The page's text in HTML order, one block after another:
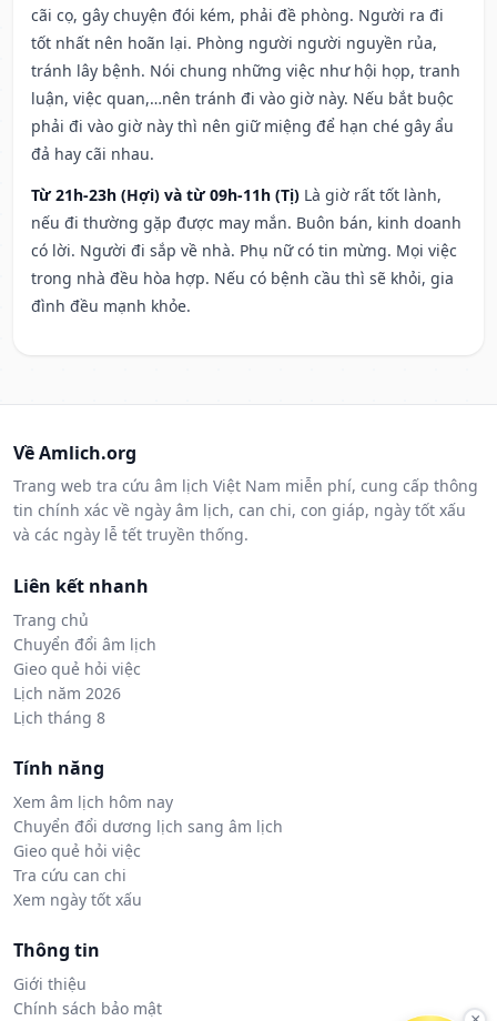
cãi cọ, gây chuyện đói kém, phải đề phòng. Người ra đi
tốt nhất nên hoãn lại. Phòng người người nguyền rủa,
tránh lây bệnh. Nói chung những việc như hội họp, tranh
luận, việc quan,…nên tránh đi vào giờ này. Nếu bắt buộc
phải đi vào giờ này thì nên giữ miệng để hạn ché gây ẩu
đả hay cãi nhau.
Từ 21h-23h (Hợi) và từ 09h-11h (Tị) Là giờ rất tốt lành,
nếu đi thường gặp được may mắn. Buôn bán, kinh doanh
có lời. Người đi sắp về nhà. Phụ nữ có tin mừng. Mọi việc
trong nhà đều hòa hợp. Nếu có bệnh cầu thì sẽ khỏi, gia
đình đều mạnh khỏe.
Về Amlich.org
Trang web tra cứu âm lịch Việt Nam miễn phí, cung cấp thông
tin chính xác về ngày âm lịch, can chi, con giáp, ngày tốt xấu
và các ngày lễ tết truyền thống.
Liên kết nhanh
Trang chủ
Chuyển đổi âm lịch
Gieo quẻ hỏi việc
Lịch năm 2026
Lịch tháng 8
Tính năng
Xem âm lịch hôm nay
Chuyển đổi dương lịch sang âm lịch
Gieo quẻ hỏi việc
Tra cứu can chi
Xem ngày tốt xấu
Thông tin
Giới thiệu
Chính sách bảo mật